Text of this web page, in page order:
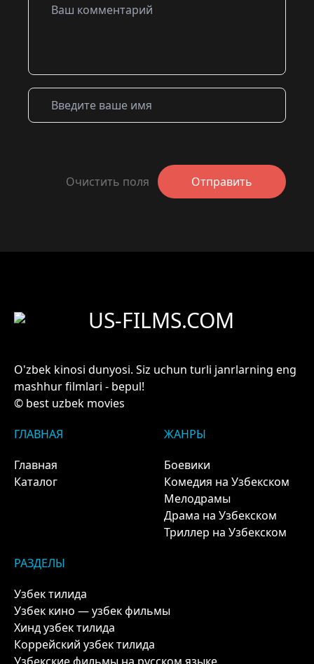
Очистить поля Отправить
US-FILMS.COM
O'zbek kinosi dunyosi. Siz uchun turli janrlarning eng
mashhur filmlari - bepul!
© best uzbek movies
ГЛАВНАЯ
Главная
Каталог
ЖАНРЫ
Боевики
Комедия на Узбекском
Мелодрамы
Драма на Узбекском
Триллер на Узбекском
РАЗДЕЛЫ
Узбек тилида
Узбек кино — узбек фильмы
Хинд узбек тилида
Коррейский узбек тилида